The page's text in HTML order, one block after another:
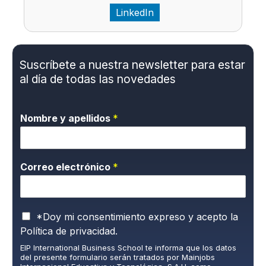
LinkedIn
Suscríbete a nuestra newsletter para estar
al día de todas las novedades
Nombre y apellidos *
Correo electrónico *
P
o
í
t
*Doy mi consentimiento expreso y acepto la
Política de privacidad.
EIP International Business School te informa que los datos
del presente formulario serán tratados por Mainjobs